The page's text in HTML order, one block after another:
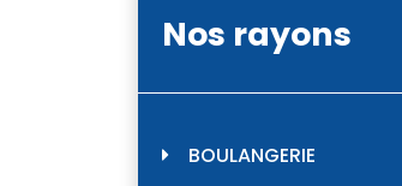
Nos rayons
BOULANGERIE